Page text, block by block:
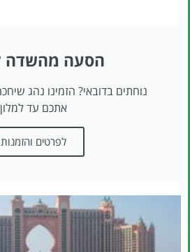
הסעה מהשדה
נוחתים בדובאי? הזמינו נהג
אתכם עד למלון
לפרטים והזמנות